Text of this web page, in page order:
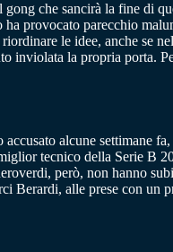
che sancirà la fine di
provocato parecchio
le idee, anche se
inviolata la propria porta.
alcune settimane
tecnico della Serie B
però, non hanno
Berardi, alle prese con un